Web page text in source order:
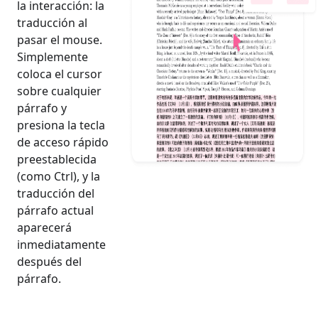
la interacción: la
traducción al
pasar el mouse.
Simplemente
coloca el cursor
sobre cualquier
párrafo y
presiona la tecla
de acceso rápido
preestablecida
(como Ctrl), y la
traducción del
párrafo actual
aparecerá
inmediatamente
después del
párrafo.